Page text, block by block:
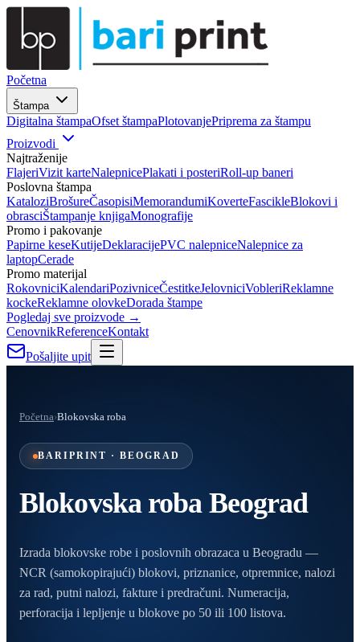
Početna
Štampa
Digitalna štampaOfset štampaPlotovanjePriprema za štampu
Proizvodi
Najtraženije
FlajeriVizit karteNalepnicePlakati i posteriRoll-up baneri
Poslovna štampa
KataloziBrošureČasopisiMemorandumiKoverteFascikleBlokovi i
obrasciŠtampanje knjigaMonografije
Promo i pakovanje
Papirne keseKutijeDeklaracijePVC nalepniceNalepnice za
laptopCerade
Promo materijal
RokovniciKalendariPozivniceČestitkeJelovniciVobleriReklamne
kockeReklamne olovkeDorada štampe
Pogledaj sve proizvode →
CenovnikReferenceKontakt
Pošaljite upit
Početna›Blokovska roba
BARIPRINT · BEOGRAD
Blokovska roba Beograd
Izrada blokovske robe i poslovnih obrazaca u Beogradu —
NCR (samokopirajući) blokovi, priznanice, otpremnice, nalozi
za rad, putni nalozi, fakture i predračuni. Numeracija,
perforacija i lepljenje u blokove po 50 ili 100 listova.